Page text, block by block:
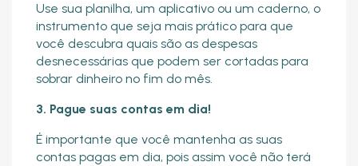
Use sua planilha, um aplicativo ou um caderno, o
instrumento que seja mais prático para que
você descubra quais são as despesas
desnecessárias que podem ser cortadas para
sobrar dinheiro no fim do mês.
3. Pague suas contas em dia!
É importante que você mantenha as suas
contas pagas em dia, pois assim você não terá